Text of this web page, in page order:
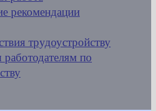
рекомендации
трудоустройству
по